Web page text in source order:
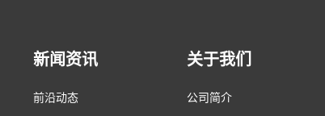
新闻资讯
前沿动态
关于我们
公司简介